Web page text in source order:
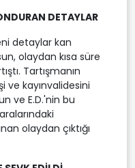
DETAYLAR
detaylar kan
olaydan kısa süre
Tartışmanın
ve kayınvalidesini
ve E.D.'nin bu
olaydan çıktığı